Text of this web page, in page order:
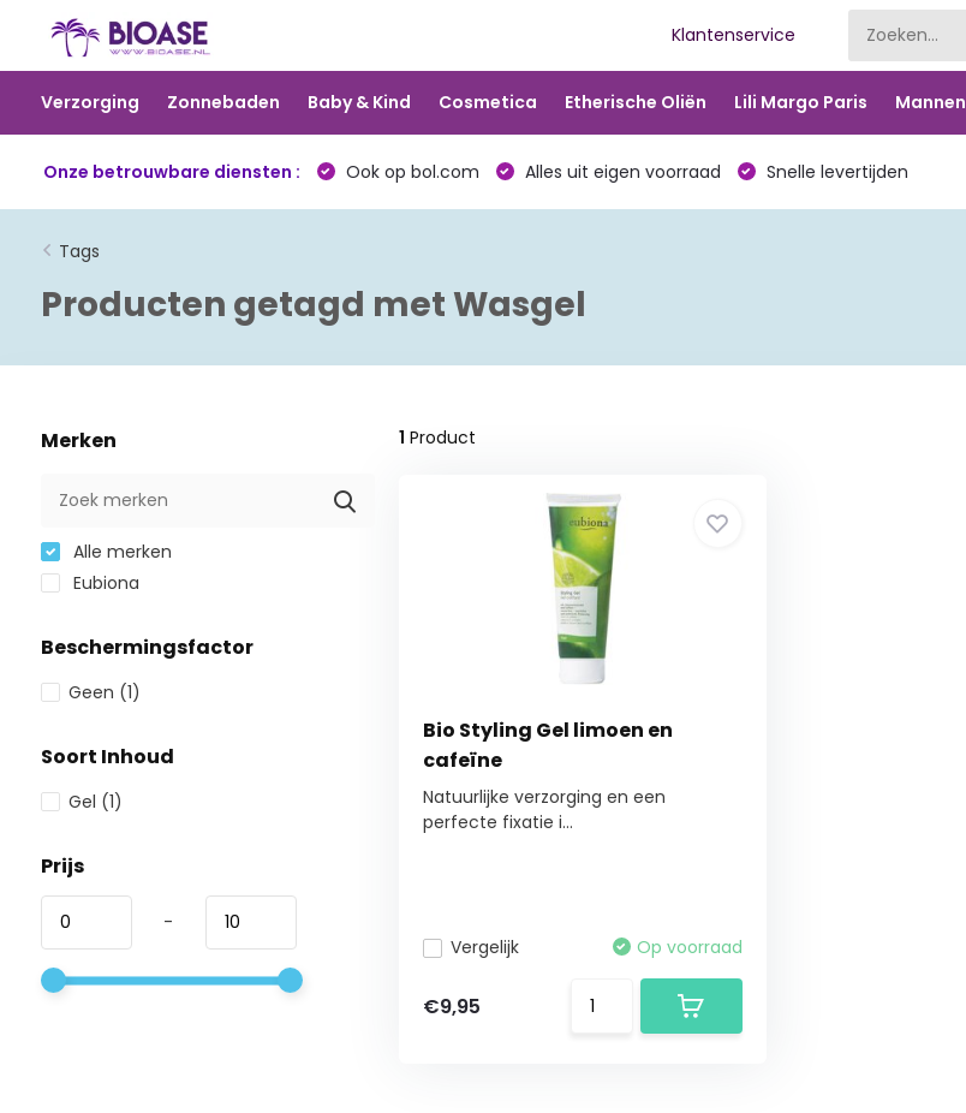
Klantenservice
Verzorging Zonnebaden Baby & Kind Cosmetica Etherische Oliën Lili Margo Paris Mannen
Onze betrouwbare diensten : Ook op bol.com Alles uit eigen voorraad Snelle levertijden
Tags
Producten getagd met Wasgel
Merken
Alle merken
Eubiona
Beschermingsfactor
Geen (1)
Soort Inhoud
Gel (1)
Prijs
-
1 Product
Bio Styling Gel limoen en
cafeïne
Natuurlijke verzorging en een
perfecte fixatie i...
Vergelijk Op voorraad
€9,95